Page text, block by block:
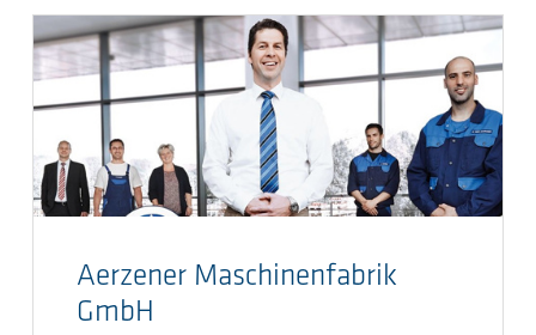
Aerzener Maschinenfabrik
GmbH